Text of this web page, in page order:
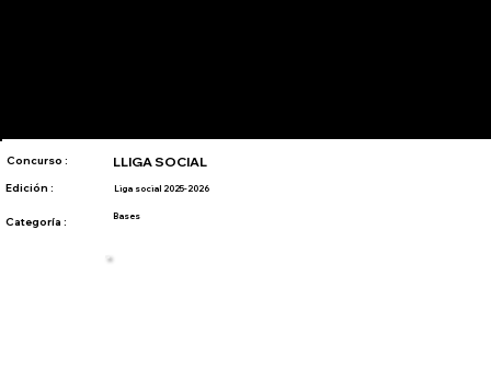
Concurso : LLIGA SOCIAL
Edición : Liga social 2025-2026
Categoría : Bases